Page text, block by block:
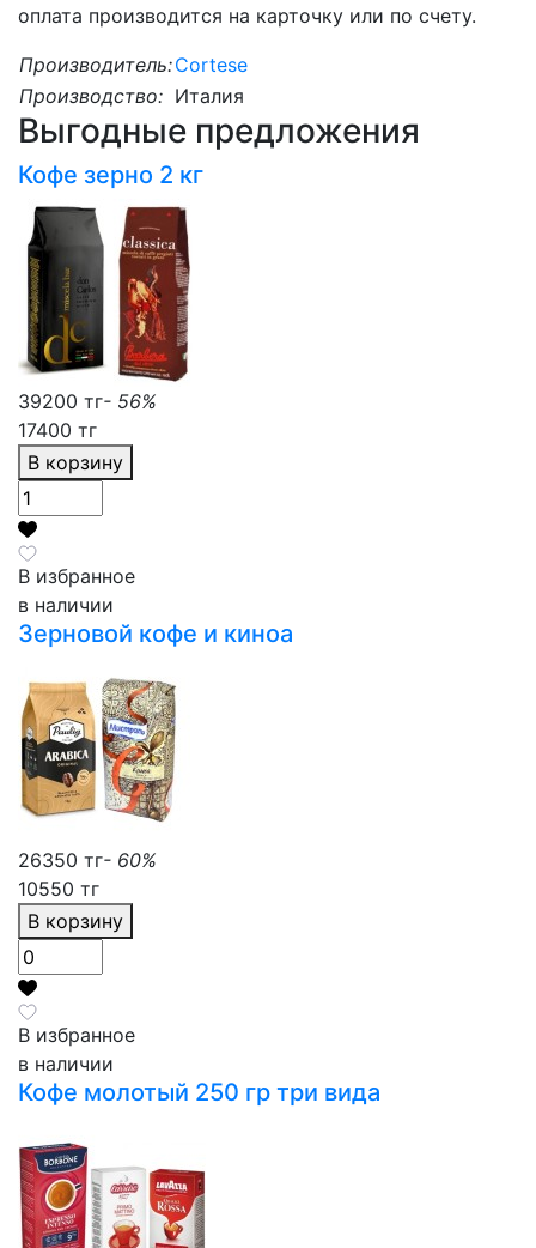
оплата производится на карточку или по счету.
Производитель:Cortese
Производство: Италия
Выгодные предложения
Кофе зерно 2 кг
39200 тг- 56%
17400 тг
В корзину
В избранное
в наличии
Зерновой кофе и киноа
26350 тг- 60%
10550 тг
В корзину
В избранное
в наличии
Кофе молотый 250 гр три вида